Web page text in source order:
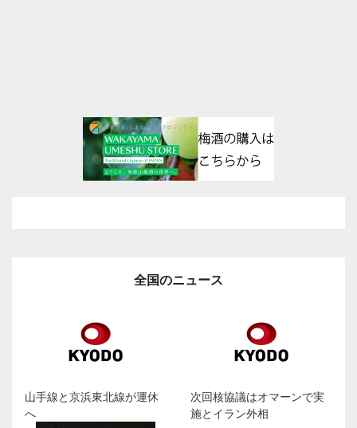
全国のニュース
山手線と京浜東北線が運休
へ
次回核協議はオマーンで実
施とイラン外相